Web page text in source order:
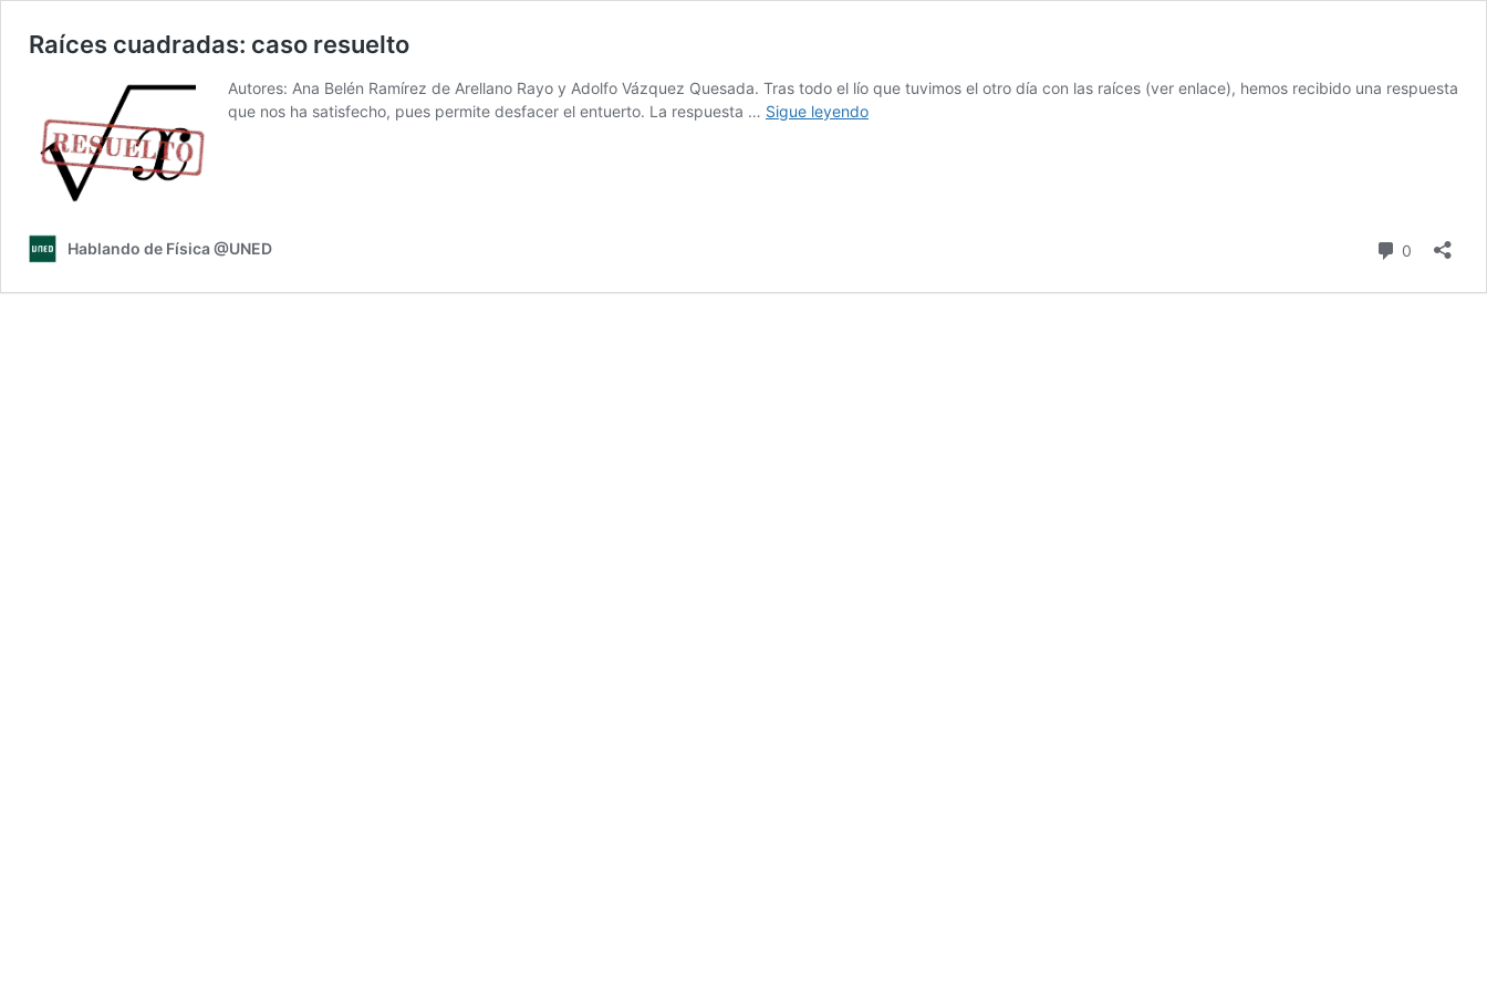
Raíces cuadradas: caso resuelto
Autores: Ana Belén Ramírez de Arellano Rayo y Adolfo Vázquez Quesada. Tras todo el lío que tuvimos el otro día con las raíces (ver enlace), hemos recibido una respuesta
que nos ha satisfecho, pues permite desfacer el entuerto. La respuesta … Sigue leyendoRaíces
Hablando de Física @UNED 0